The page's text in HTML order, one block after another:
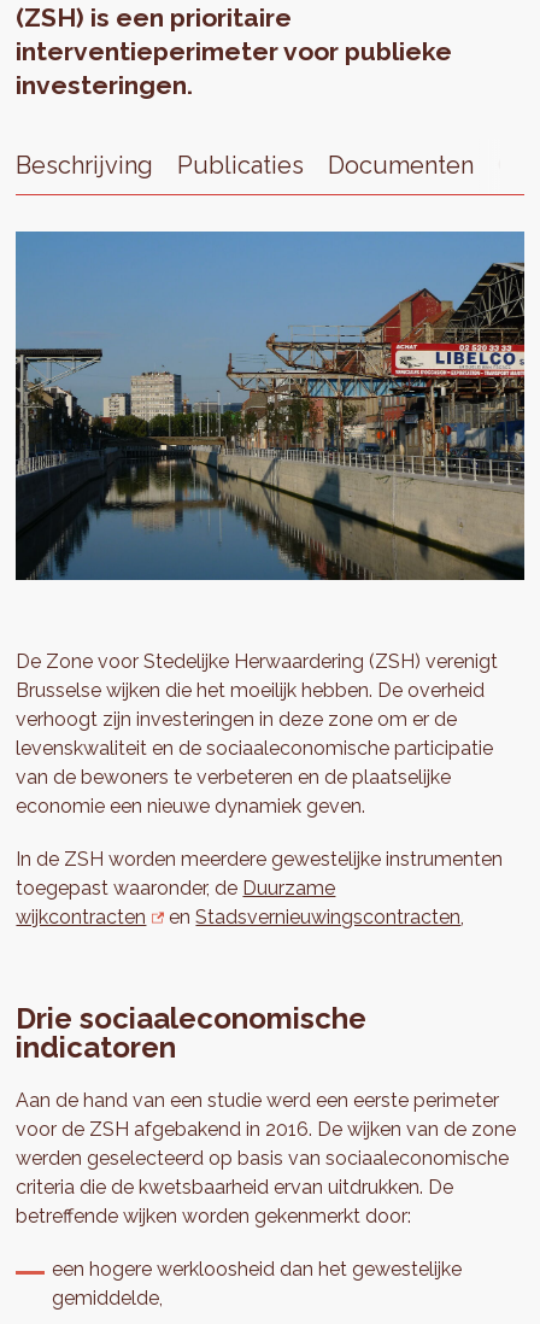
(ZSH) is een prioritaire
interventieperimeter voor publieke
investeringen.
Beschrijving Publicaties Documenten
De Zone voor Stedelijke Herwaardering (ZSH) verenigt
Brusselse wijken die het moeilijk hebben. De overheid
verhoogt zijn investeringen in deze zone om er de
levenskwaliteit en de sociaaleconomische participatie
van de bewoners te verbeteren en de plaatselijke
economie een nieuwe dynamiek geven.
In de ZSH worden meerdere gewestelijke instrumenten
toegepast waaronder, de Duurzame
wijkcontracten
enStadsvernieuwingscontracten,
Drie sociaaleconomische
indicatoren
Aan de hand van een studie werd een eerste perimeter
voor de ZSH afgebakend in 2016. De wijken van de zone
werden geselecteerd op basis van sociaaleconomische
criteria die de kwetsbaarheid ervan uitdrukken. De
betreffende wijken worden gekenmerkt door:
een hogere werkloosheid dan het gewestelijke
gemiddelde,